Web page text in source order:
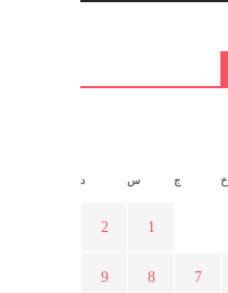
خ ج س د
1
2
7
8
9